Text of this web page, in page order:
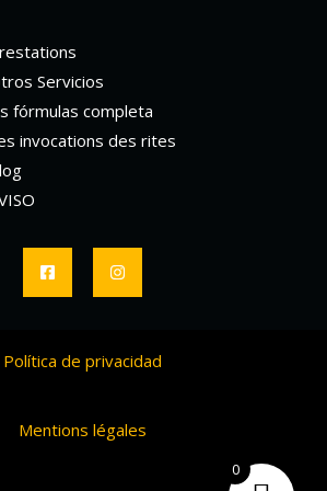
Servicios
fórmulas completa
invocations des rites
Política de privacidad
Mentions légales
0